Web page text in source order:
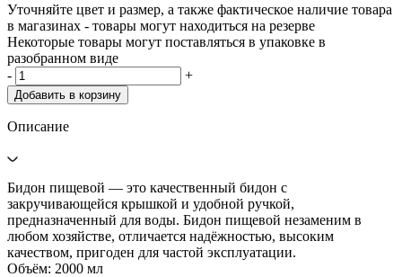
Уточняйте цвет и размер, а также фактическое наличие товара
в магазинах - товары могут находиться на резерве
Некоторые товары могут поставляться в упаковке в
разобранном виде
-
+
Добавить в корзину
Описание
Бидон пищевой — это качественный бидон с
закручивающейся крышкой и удобной ручкой,
предназначенный для воды. Бидон пищевой незаменим в
любом хозяйстве, отличается надёжностью, высоким
качеством, пригоден для частой эксплуатации.
Объём: 2000 мл